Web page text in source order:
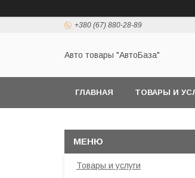
+380 (67) 880-28-89
Авто товары "АвтоБаза"
ГЛАВНАЯ ТОВАРЫ И
Товары и услуги